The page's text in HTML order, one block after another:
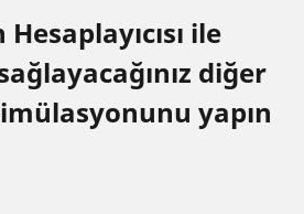
ile
diğer
yapın